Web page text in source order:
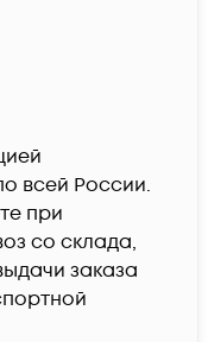
всей России.
при
со склада,
заказа